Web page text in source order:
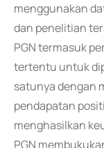
menggunakan
dan penelitian
PGN termasuk
tertentu untuk
satunya dengan
pendapatan
menghasilkan
PGN